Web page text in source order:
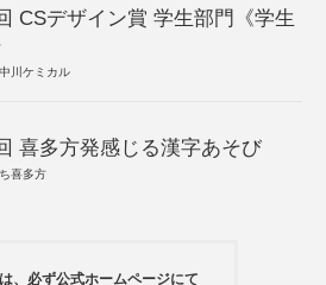
CSデザイン賞 学生部門《学生
川ケミカル
喜多方発感じる漢字あそび
喜多方
、必ず公式ホームページにて